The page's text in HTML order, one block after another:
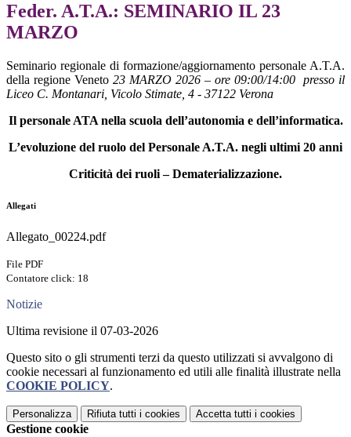
Feder. A.T.A.: SEMINARIO IL 23
MARZO
Seminario regionale di formazione/aggiornamento personale A.T.A.
della regione Veneto 23 MARZO 2026 – ore 09:00/14:00 presso il
Liceo C. Montanari, Vicolo Stimate, 4 - 37122 Verona
Il personale ATA nella scuola dell’autonomia e dell’informatica.
L’evoluzione del ruolo del Personale A.T.A. negli ultimi 20 anni
Criticità dei ruoli – Dematerializzazione.
Allegati
Allegato_00224.pdf
File PDF
Contatore click: 18
Notizie
Ultima revisione il 07-03-2026
Questo sito o gli strumenti terzi da questo utilizzati si avvalgono di
cookie necessari al funzionamento ed utili alle finalità illustrate nella
COOKIE POLICY.
Personalizza Rifiuta tutti i cookies Accetta tutti i cookies
Gestione cookie